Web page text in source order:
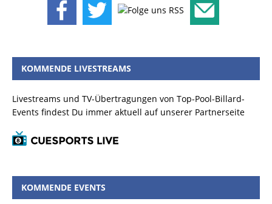
KOMMENDE LIVESTREAMS
Livestreams und TV-Übertragungen von Top-Pool-Billard-
Events findest Du immer aktuell auf unserer Partnerseite
KOMMENDE EVENTS